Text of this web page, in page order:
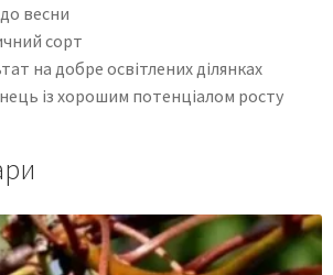
весни
сорт
на добре освітлених ділянках
із хорошим потенціалом росту